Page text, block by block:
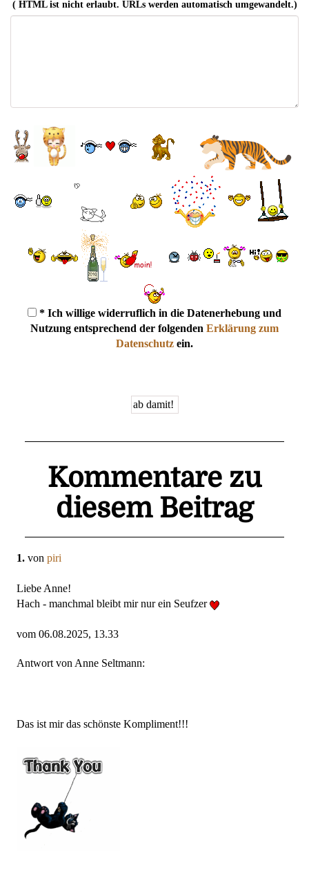
( HTML ist nichterlaubt. URLs werden automatisch umgewandelt.)
* Ich willige widerruflich in die Datenerhebung und
Nutzung entsprechend der folgenden Erklärung zum
Datenschutz ein.
Kommentare zu
diesem Beitrag
1. von piri
Liebe Anne!
Hach - manchmal bleibt mir nur ein Seufzer
vom 06.08.2025, 13.33
Antwort von Anne Seltmann:
Das ist mir das schönste Kompliment!!!